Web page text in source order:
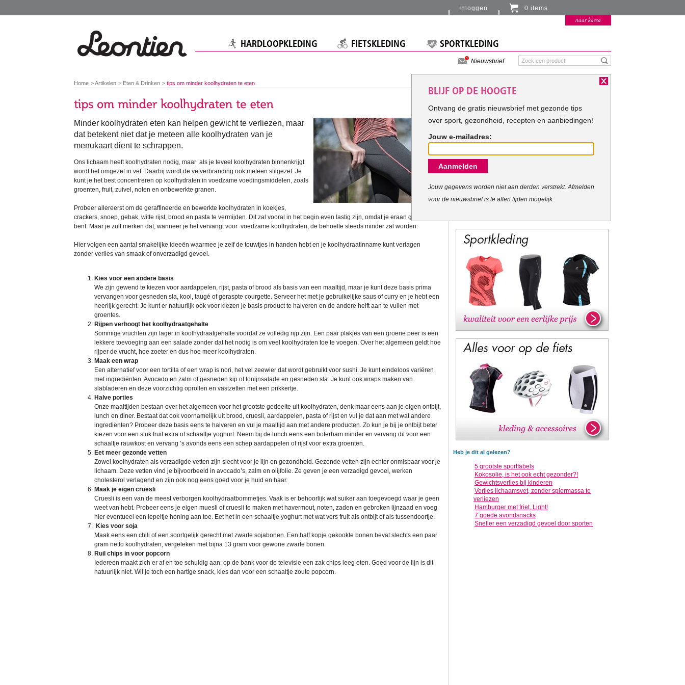
You
are
here:
Home Artikelen Eten & Drinken tips om minder koolhydraten te eten
Minder koolhydraten eten kan helpen gewicht te verliezen, maar
dat betekent niet dat je meteen alle koolhydraten van je
menukaart dient te schrappen.
Ons lichaam heeft koolhydraten nodig, maar als je teveel koolhydraten binnenkrijgt
wordt het omgezet in vet. Daarbij wordt de vetverbranding ook meteen stilgezet. Je
kunt je het best concentreren op koolhydraten in voedzame voedingsmiddelen, zoals
groenten, fruit, zuivel, noten en onbewerkte granen.
Probeer allereerst om de geraffineerde en bewerkte koolhydraten in koekjes,
crackers, snoep, gebak, witte rijst, brood en pasta te vermijden. Dit zal vooral in het begin even lastig zijn, omdat je eraan gewend
bent. Maar je zult merken dat, wanneer je het vervangt voor voedzame koolhydraten, de behoefte steeds minder zal worden.
Hier volgen een aantal smakelijke ideeën waarmee je zelf de touwtjes in handen hebt en je koolhydraatinname kunt verlagen
zonder verlies van smaak of onverzadigd gevoel.
Kies voor een andere basis
We zijn gewend te kiezen voor aardappelen, rijst, pasta of brood als basis van een maaltijd, maar je kunt deze basis prima
vervangen voor gesneden sla, kool, taugé of geraspte courgette. Serveer het met je gebruikelijke saus of curry en je hebt een
heerlijk gerecht. Je kunt er natuurlijk ook voor kiezen je basis product te halveren en de andere helft aan te vullen met
groentes.
Rijpen verhoogt het koolhydraatgehalte
Sommige vruchten zijn lager in koolhydraatgehalte voordat ze volledig rijp zijn. Een paar plakjes van een groene peer is een
lekkere toevoeging aan een salade zonder dat het nodig is om veel koolhydraten toe te voegen. Over het algemeen geldt hoe
rijper de vrucht, hoe zoeter en dus hoe meer koolhydraten.
Maak een wrap
Een alternatief voor een tortilla of een wrap is nori, het vel zeewier dat wordt gebruikt voor sushi. Je kunt eindeloos variëren
met ingrediënten. Avocado en zalm of gesneden kip of tonijnsalade en gesneden sla. Je kunt ook wraps maken van
slabladeren en deze voorzichtig oprollen en vastzetten met een prikkertje.
Halve porties
Onze maaltijden bestaan over het algemeen voor het grootste gedeelte uit koolhydraten, denk maar eens aan je eigen ontbijt,
lunch en diner. Bestaat dat ook voornamelijk uit brood, cruesli, aardappelen, pasta of rijst en vul je dat aan met wat andere
ingrediënten? Probeer deze basis eens te halveren en vul je maaltijd aan met andere producten. Zo kun je bij je ontbijt beter
kiezen voor een stuk fruit extra of schaaltje yoghurt. Neem bij de lunch eens een boterham minder en vervang dit voor een
schaaltje rauwkost en vervang ’s avonds eens een schep aardappelen of rijst voor extra groenten.
Eet meer gezonde vetten
Zowel koolhydraten als verzadigde vetten zijn slecht voor je lijn en gezondheid. Gezonde vetten zijn echter onmisbaar voor je
lichaam. Deze vetten vind je bijvoorbeeld in avocado’s, zalm en olijfolie. Ze geven je een verzadigd gevoel, werken
cholesterol verlagend en zijn ook nog eens goed voor je huid en haar.
Maak je eigen cruesli
Cruesli is een van de meest verborgen koolhydraatbommetjes. Vaak is er behoorlijk wat suiker aan toegevoegd waar je geen
weet van hebt. Probeer eens je eigen muesli of cruesli te maken met havermout, noten, zaden en gebroken lijnzaad en voeg
hier eventueel een lepeltje honing aan toe. Eet het in een schaaltje yoghurt met wat vers fruit als ontbijt of als tussendoortje.
Kies voor soja
Maak eens een chili of een soortgelijk gerecht met zwarte sojabonen. Een half kopje gekookte bonen bevat slechts een paar
gram netto koolhydraten, vergeleken met bijna 13 gram voor gewone zwarte bonen.
Ruil chips in voor popcorn
Iedereen maakt zich er af en toe schuldig aan: op de bank voor de televisie een zak chips leeg eten. Goed voor de lijn is dit
natuurlijk niet. Wil je toch een hartige snack, kies dan voor een schaaltje zoute popcorn.
Heb je dit al gelezen?
5 grootste sportfabels
Kokosolie, is het ook echt gezonder?!
Gewichtsverlies bij kinderen
Verlies lichaamsvet, zonder spiermassa te
verliezen
Hamburger met friet, Light!
7 goede avondsnacks
Sneller een verzadigd gevoel door sporten
HARDLOOPKLEDING FIETSKLEDING SPORTKLEDING
Nieuwsbrief
Inloggen 0 items
Er zitten momenteel geen artikelen in de
naar kassa
BLIJF OP DE HOOGTE
Ontvang de gratis nieuwsbrief met gezonde tips
over sport, gezondheid, recepten en aanbiedingen!
Jouw e-mailadres:
Aanmelden
Jouw gegevens worden niet aan derden verstrekt. Afmelden
voor de nieuwsbrief is te allen tijden mogelijk.